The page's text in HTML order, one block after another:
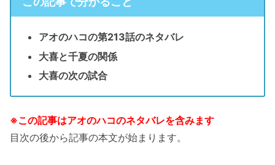
アオのハコの第213話のネタバレ
大喜と千夏の関係
大喜の次の試合
※この記事はアオのハコのネタバレを含みます
目次の後から記事の本文が始まります。